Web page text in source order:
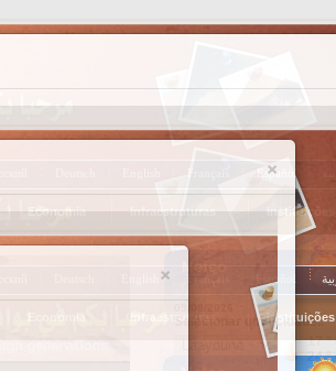
Español
Economia Infraestruturas Instituições